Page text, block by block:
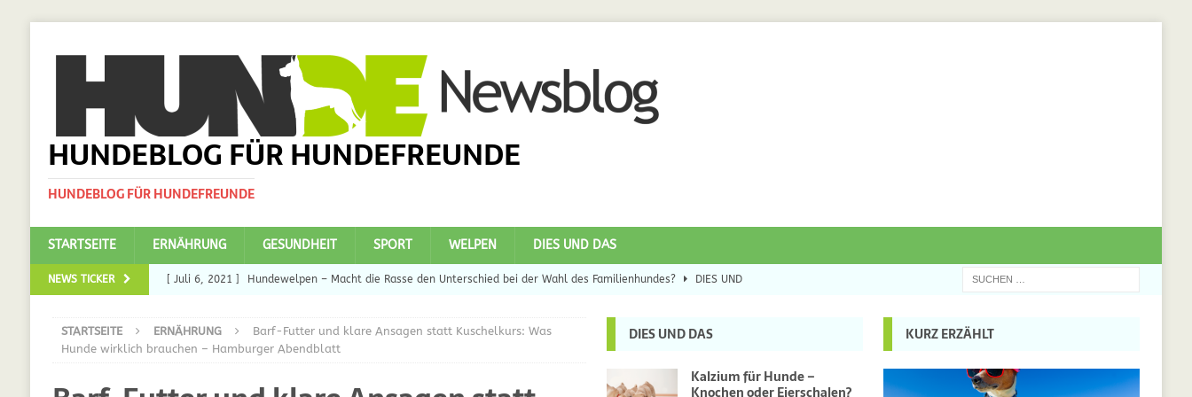
HUNDEBLOG FÜR HUNDEFREUNDE
HUNDEBLOG FÜR HUNDEFREUNDE
STARTSEITE ERNÄHRUNG GESUNDHEIT SPORT WELPEN DIES UND DAS
NEWS TICKER [ Juli 6, 2021 ] Hundewelpen – Macht die Rasse den Unterschied bei der Wahl des Familienhundes? DIES UND
[ Juli 5, 2021 ] Ulmenride für Hunde – der Heilsbringer?
STARTSEITE ERNÄHRUNG
Barf-Futter und klare Ansagen statt Kuschelkurs: Was
Hunde wirklich brauchen – Hamburger Abendblatt
DIES UND DAS
Kalzium für Hunde –
Knochen oder Eierschalen?
KURZ ERZÄHLT